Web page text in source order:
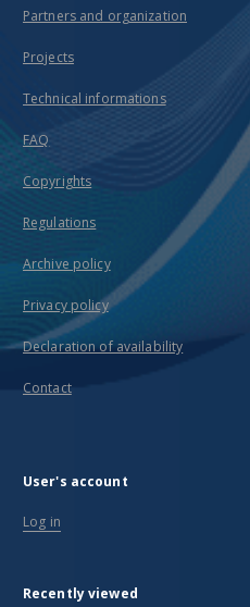
Partners and organization
Projects
Technical informations
FAQ
Copyrights
Regulations
Archive policy
Privacy policy
Declaration of availability
Contact
User's account
Log in
Recently viewed